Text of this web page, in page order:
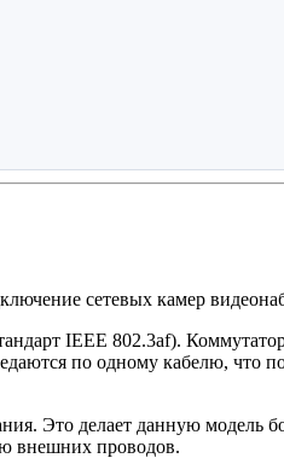
сетевых камер
IEEE 802.3af).
по одному кабелю, что
Это делает данную модель
внешних проводов.